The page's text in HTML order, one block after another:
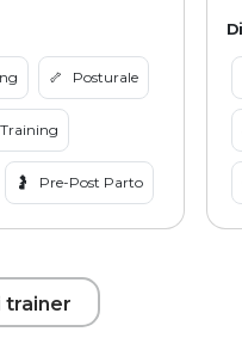
🦴 Posturale
🤰 Pre-Post Parto
trainer